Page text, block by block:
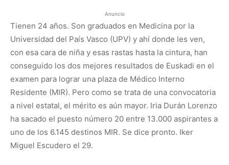
Anuncio
Tienen 24 años. Son graduados en Medicina por la
Universidad del País Vasco (UPV) y ahí donde les ven,
con esa cara de niña y esas rastas hasta la cintura, han
conseguido los dos mejores resultados de Euskadi en el
examen para lograr una plaza de Médico Interno
Residente (MIR). Pero como se trata de una convocatoria
a nivel estatal, el mérito es aún mayor. Iria Durán Lorenzo
ha sacado el puesto número 20 entre 13.000 aspirantes a
uno de los 6.145 destinos MIR. Se dice pronto. Iker
Miguel Escudero el 29.